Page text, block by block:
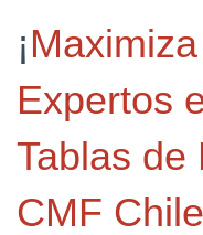
¡
Expertos
Tablas de
CMF Chile